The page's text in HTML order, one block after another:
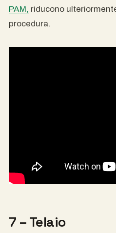
PAM, riducono
procedura.
7 – Telaio